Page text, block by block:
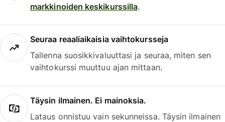
markkinoiden keskikurssilla.
Seuraa reaaliaikaisia vaihtokursseja
Tallenna suosikkivaluuttasi ja seuraa, miten sen
vaihtokurssi muuttuu ajan mittaan.
Täysin ilmainen. Ei mainoksia.
Lataus onnistuu vain sekunneissa. Täysin ilmainen